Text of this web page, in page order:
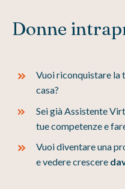
Donne
Vuoi riconquistare la
casa?
Sei già Assistente
tue competenze e
Vuoi diventare una
e vedere crescere